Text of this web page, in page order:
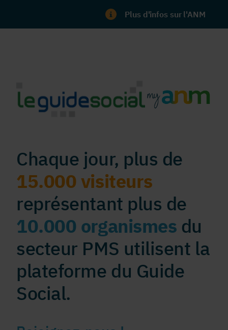
Plus d'infos sur l'ANM
Chaque jour, plus de
15.000 visiteurs
représentant plus de
10.000 organismes du
secteur PMS utilisent la
plateforme du Guide
Social.